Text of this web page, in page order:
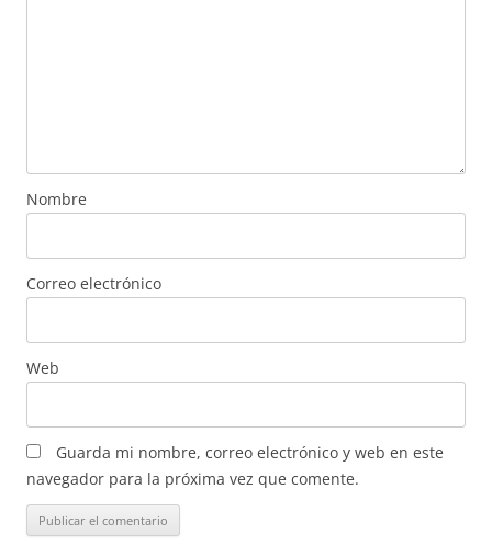
Nombre
Correo electrónico
Web
Guarda mi nombre, correo electrónico y web en este
navegador para la próxima vez que comente.